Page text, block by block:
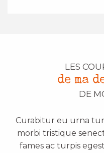
LES
de ma
DE
Curabitur eu urna
morbi tristique
fames ac turpis